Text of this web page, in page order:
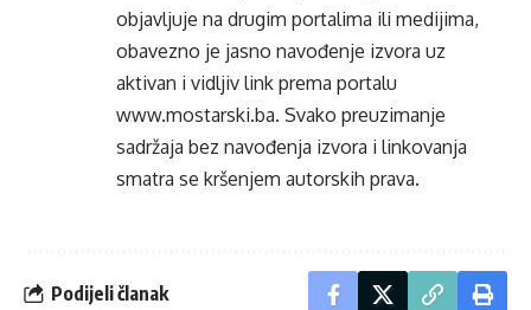
objavljuje na drugim portalima ili medijima,
obavezno je jasno navođenje izvora uz
aktivan i vidljiv link prema portalu
www.mostarski.ba. Svako preuzimanje
sadržaja bez navođenja izvora i linkovanja
smatra se kršenjem autorskih prava.
Podijeli članak